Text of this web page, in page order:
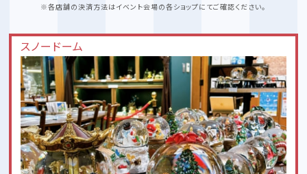
※各店舗の決済方法はイベント会場の各ショップにてご確認ください。
スノードーム